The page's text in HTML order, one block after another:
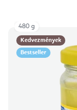
Kedvezmények
Bestseller
480 g